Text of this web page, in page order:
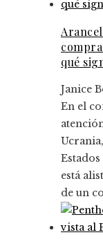
qué
Janice
En el
está
de un